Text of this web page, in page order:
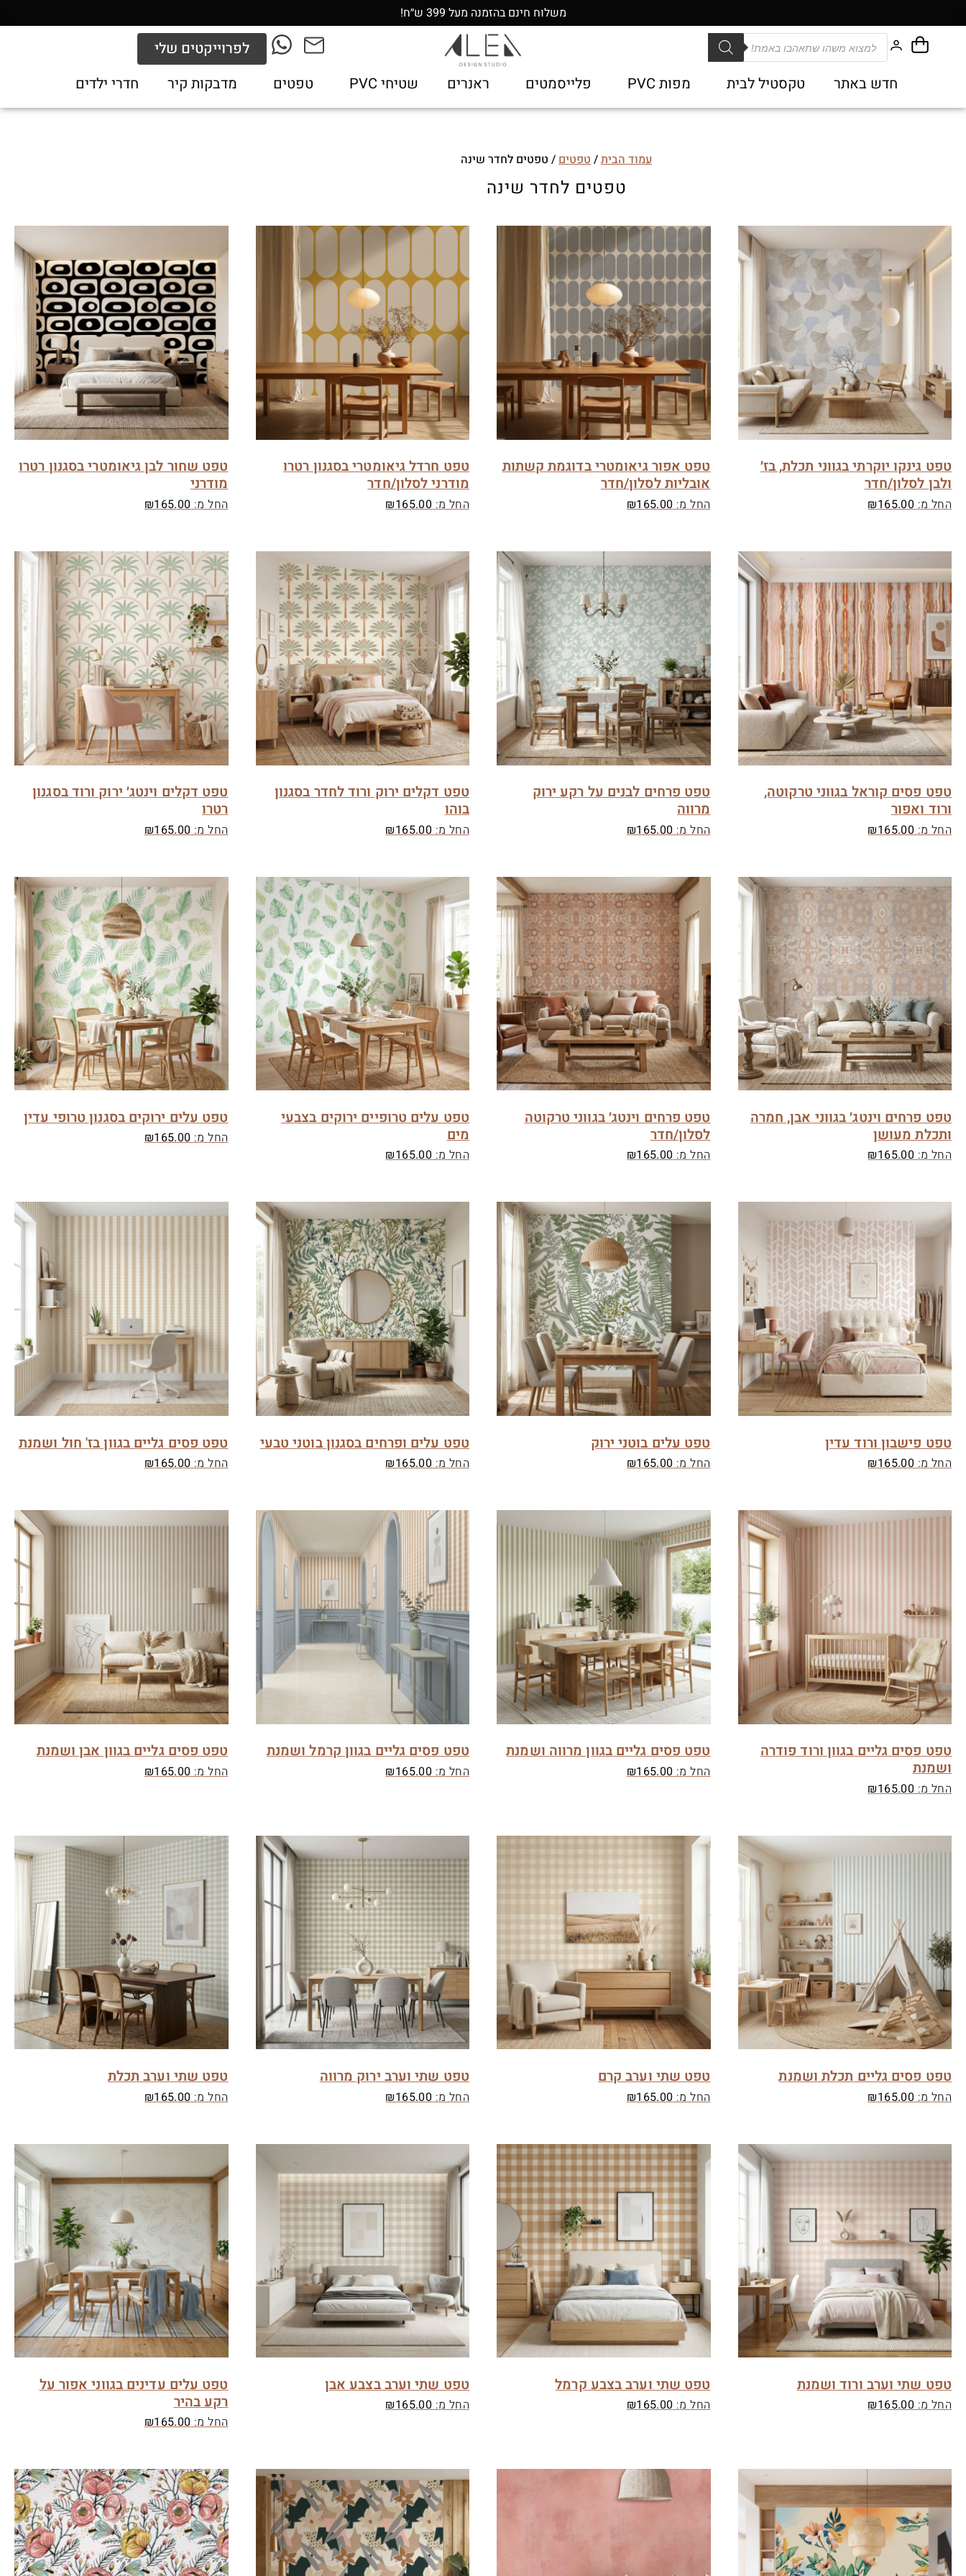
משלוח חינם בהזמנה מעל 399 ש״ח!
לפרוייקטים שלי
חדש באתר
טקסטיל לבית מפות PVC פלייסמטים ראנרים שטיחי PVC טפטים מדבקות קיר חדרי ילדים
עמוד הבית/טפטים/ טפטים לחדר שינה
טפטים לחדר שינה
טפט גינקו יוקרתי בגווני תכלת, בז׳
ולבן לסלון/חדר
החל מ: ₪165.00
טפט אפור גיאומטרי בדוגמת קשתות
אובליות לסלון/חדר
החל מ: ₪165.00
טפט חרדל גיאומטרי בסגנון רטרו
מודרני לסלון/חדר
החל מ: ₪165.00
טפט שחור לבן גיאומטרי בסגנון רטרו
מודרני
החל מ: ₪165.00
טפט פסים קוראל בגווני טרקוטה,
ורוד ואפור
החל מ: ₪165.00
טפט פרחים לבנים על רקע ירוק
מרווה
החל מ: ₪165.00
טפט דקלים ירוק ורוד לחדר בסגנון
בוהו
החל מ: ₪165.00
טפט דקלים וינטג׳ ירוק ורוד בסגנון
רטרו
החל מ: ₪165.00
טפט פרחים וינטג׳ בגווני אבן, חמרה
ותכלת מעושן
החל מ: ₪165.00
טפט פרחים וינטג׳ בגווני טרקוטה
לסלון/חדר
החל מ: ₪165.00
טפט עלים טרופיים ירוקים בצבעי
מים
החל מ: ₪165.00
טפט עלים ירוקים בסגנון טרופי עדין
החל מ: ₪165.00
טפט פישבון ורוד עדין
החל מ: ₪165.00
טפט עלים בוטני ירוק
החל מ: ₪165.00
טפט עלים ופרחים בסגנון בוטני טבעי
החל מ: ₪165.00
טפט פסים גליים בגוון בז' חול ושמנת
החל מ: ₪165.00
טפט פסים גליים בגוון ורוד פודרה
ושמנת
החל מ: ₪165.00
טפט פסים גליים בגוון מרווה ושמנת
החל מ: ₪165.00
טפט פסים גליים בגוון קרמל ושמנת
החל מ: ₪165.00
טפט פסים גליים בגוון אבן ושמנת
החל מ: ₪165.00
טפט פסים גליים תכלת ושמנת
החל מ: ₪165.00
טפט שתי וערב קרם
החל מ: ₪165.00
טפט שתי וערב ירוק מרווה
החל מ: ₪165.00
טפט שתי וערב תכלת
החל מ: ₪165.00
טפט שתי וערב ורוד ושמנת
החל מ: ₪165.00
טפט שתי וערב בצבע קרמל
החל מ: ₪165.00
טפט שתי וערב בצבע אבן
החל מ: ₪165.00
טפט עלים עדינים בגווני אפור על
רקע בהיר
החל מ: ₪165.00